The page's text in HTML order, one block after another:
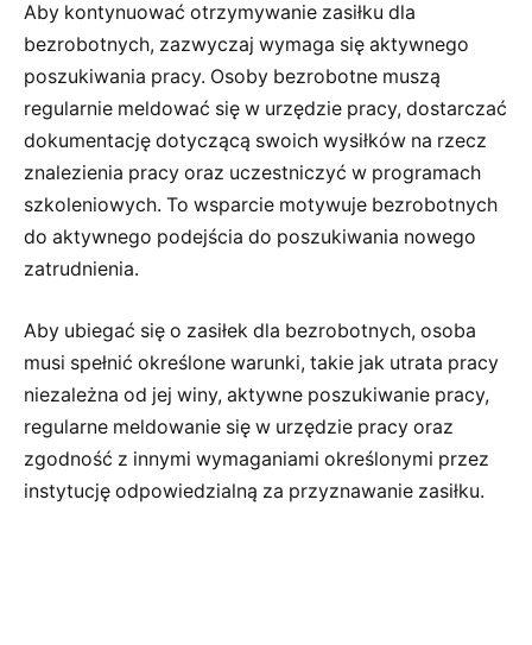
Aby kontynuować otrzymywanie zasiłku dla
bezrobotnych, zazwyczaj wymaga się aktywnego
poszukiwania pracy. Osoby bezrobotne muszą
regularnie meldować się w urzędzie pracy, dostarczać
dokumentację dotyczącą swoich wysiłków na rzecz
znalezienia pracy oraz uczestniczyć w programach
szkoleniowych. To wsparcie motywuje bezrobotnych
do aktywnego podejścia do poszukiwania nowego
zatrudnienia.
Aby ubiegać się o zasiłek dla bezrobotnych, osoba
musi spełnić określone warunki, takie jak utrata pracy
niezależna od jej winy, aktywne poszukiwanie pracy,
regularne meldowanie się w urzędzie pracy oraz
zgodność z innymi wymaganiami określonymi przez
instytucję odpowiedzialną za przyznawanie zasiłku.